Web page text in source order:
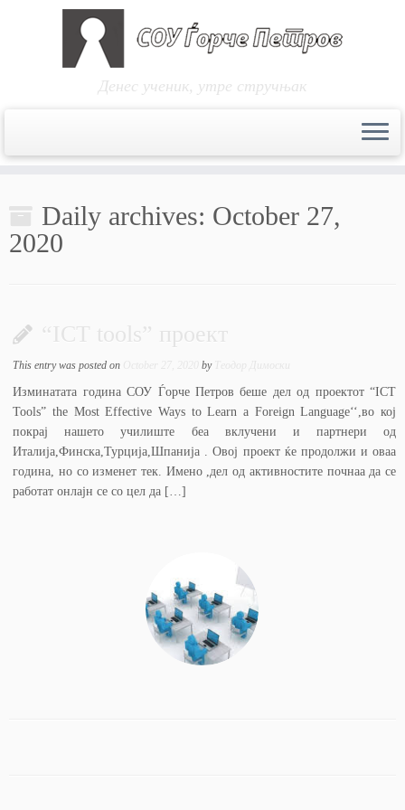
content
Денес ученик, утре стручњак
Daily archives: October 27,
2020
“ICT tools” проект
This entry was posted on by
Изминатата година СОУ Ѓорче Петров беше дел од проектот “ICT
Tools” the Most Effective Ways to Learn a Foreign Language‘‘,во кој
покрај нашето училиште беа вклучени и партнери од
Италија,Финска,Турција,Шпанија . Овој проект ќе продолжи и оваа
година, но со изменет тек. Имено ,дел од активностите почнаа да се
работат онлајн се со цел да […]